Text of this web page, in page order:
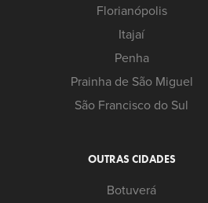
Florianópolis
Itajaí
Penha
Prainha de São Miguel
São Francisco do Sul
OUTRAS CIDADES
Botuverá